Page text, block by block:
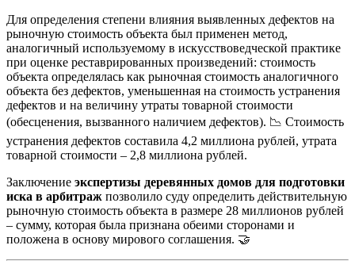
Для определения степени влияния выявленных дефектов на
рыночную стоимость объекта был применен метод,
аналогичный используемому в искусствоведческой практике
при оценке реставрированных произведений: стоимость
объекта определялась как рыночная стоимость аналогичного
объекта без дефектов, уменьшенная на стоимость устранения
дефектов и на величину утраты товарной стоимости
(обесценения, вызванного наличием дефектов). 📉 Стоимость
устранения дефектов составила 4,2 миллиона рублей, утрата
товарной стоимости – 2,8 миллиона рублей.
Заключение экспертизы деревянных домов для подготовки
иска в арбитраж позволило суду определить действительную
рыночную стоимость объекта в размере 28 миллионов рублей
– сумму, которая была признана обеими сторонами и
положена в основу мирового соглашения. 🤝